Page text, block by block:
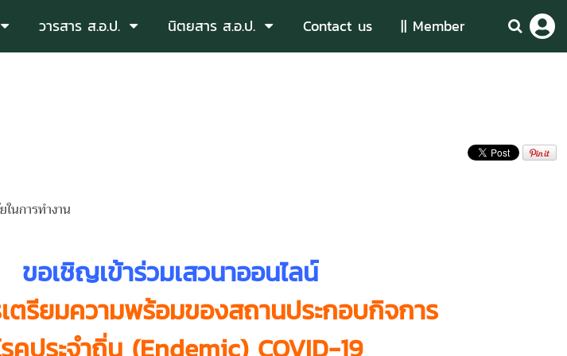
วารสาร ส.อ.ป. นิตยสาร ส.อ.ป. Contact us || Member
นการทำงาน
ขอเชิญเข้าร่วมเสวนาออนไลน์
ตรียมความพร้อมของสถานประกอบกิจการ